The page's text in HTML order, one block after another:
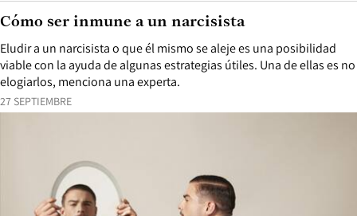
27 SEPTIEMBRE
Eludir a un narcisista o que él mismo se aleje es una posibilidad
viable con la ayuda de algunas estrategias útiles. Una de ellas es no
elogiarlos, menciona una experta.
Cómo ser inmune a un narcisista